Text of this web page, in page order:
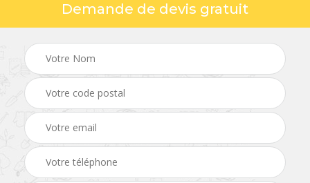
Demande de devis gratuit